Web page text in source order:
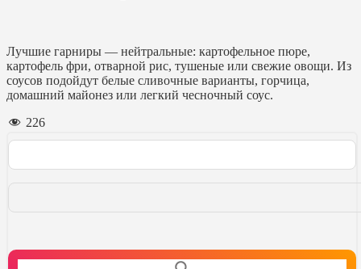
Лучшие гарниры — нейтральные: картофельное пюре,
картофель фри, отварной рис, тушеные или свежие овощи. Из
соусов подойдут белые сливочные варианты, горчица,
домашний майонез или легкий чесночный соус.
226